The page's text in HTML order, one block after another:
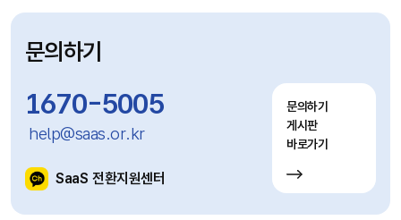
문의하기
1670-5005
help@saas.or.kr
SaaS 전환지원센터
문의하기
게시판
바로가기